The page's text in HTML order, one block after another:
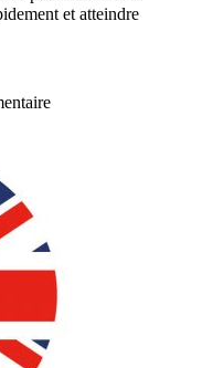
et atteindre